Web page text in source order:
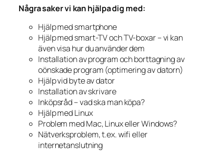
Några saker vi kan hjälpa dig med:
Hjälp med smartphone
Hjälp med smart-TV och TV-boxar – vi kan
även visa hur du använder dem
Installation av program och borttagning av
oönskade program (optimering av datorn)
Hjälp vid byte av dator
Installation av skrivare
Inköpsråd – vad ska man köpa?
Hjälp med Linux
Problem med Mac, Linux eller Windows?
Nätverksproblem, t.ex. wifi eller
internetanslutning